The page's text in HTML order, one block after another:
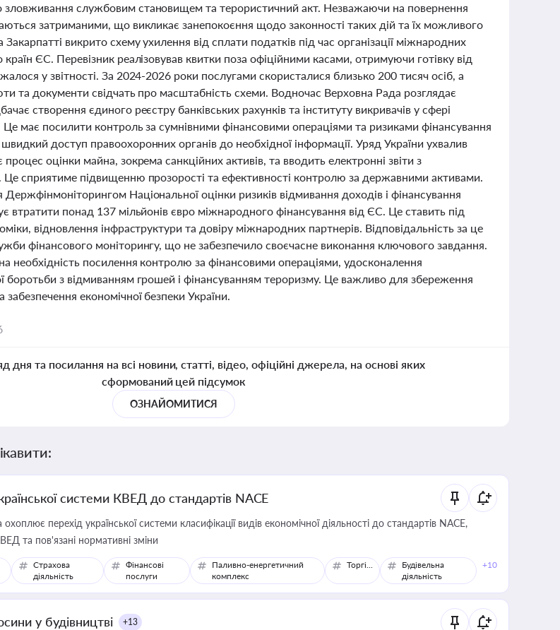
службовим становищем та терористичний акт. Незважаючи на повернення
затриманими, що викликає занепокоєння щодо законності таких дій та їх можливого
викрито схему ухилення від сплати податків під час організації міжнародних
ЄС. Перевізник реалізовував квитки поза офіційними касами, отримуючи готівку від
у звітності. За 2024-2026 роки послугами скористалися близько 200 тисяч осіб, а
та документи свідчать про масштабність схеми. Водночас Верховна Рада розглядає
створення єдиного реєстру банківських рахунків та інституту викривачів у сфері
Це має посилити контроль за сумнівними фінансовими операціями та ризиками фінансування
доступ правоохоронних органів до необхідної інформації. Уряд України ухвалив
оцінки майна, зокрема санкційних активів, та вводить електронні звіти з
Це сприятиме підвищенню прозорості та ефективності контролю за державними активами.
Національної оцінки ризиків відмивання доходів і фінансування
втратити понад 137 мільйонів євро міжнародного фінансування від ЄС. Це ставить під
відновлення інфраструктури та довіру міжнародних партнерів. Відповідальність за це
фінансового моніторингу, що не забезпечило своєчасне виконання ключового завдання.
необхідність посилення контролю за фінансовими операціями, удосконалення
боротьби з відмиванням грошей і фінансуванням тероризму. Це важливо для збереження
економічної безпеки України.
дня та посилання на всі новини, статті, відео, офіційні джерела, на основі яких
сформований цей підсумок
ОЗНАЙОМИТИСЯ
системи КВЕД до стандартів NACE
охоплює перехід української системи класифікації видів економічної діяльності до стандартів NACE,
та пов'язані нормативні зміни
Страхова
діяльність
Фінансові
послуги
Паливно-енергетичний
комплекс
Торгівля
Будівельна
діяльність
+10
у будівництві +13